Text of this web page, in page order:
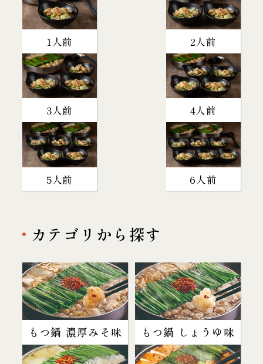
1人前 2人前
3人前 4人前
5人前 6人前
カテゴリから探す
もつ鍋 濃厚みそ味 もつ鍋 しょうゆ味